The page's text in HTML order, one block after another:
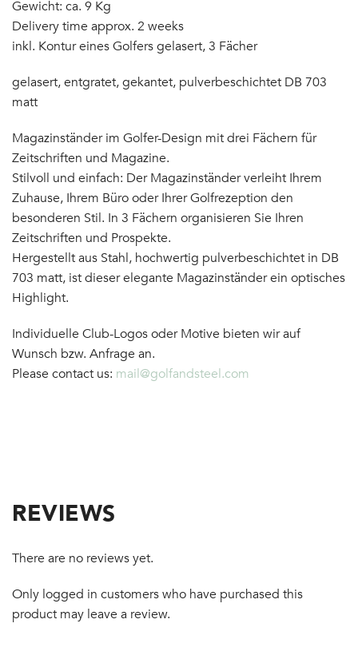
Gewicht: ca. 9 Kg
Delivery time approx. 2 weeks
inkl. Kontur eines Golfers gelasert, 3 Fächer
gelasert, entgratet, gekantet, pulverbeschichtet DB 703
matt
Magazinständer im Golfer-Design mit drei Fächern für
Zeitschriften und Magazine.
Stilvoll und einfach: Der Magazinständer verleiht Ihrem
Zuhause, Ihrem Büro oder Ihrer Golfrezeption den
besonderen Stil. In 3 Fächern organisieren Sie Ihren
Zeitschriften und Prospekte.
Hergestellt aus Stahl, hochwertig pulverbeschichtet in DB
703 matt, ist dieser elegante Magazinständer ein optisches
Highlight.
Individuelle Club-Logos oder Motive bieten wir auf
Wunsch bzw. Anfrage an.
Please contact us: mail@golfandsteel.com
REVIEWS
There are no reviews yet.
Only logged in customers who have purchased this
product may leave a review.